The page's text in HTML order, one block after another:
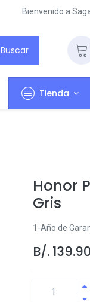
Bienvenido a
Buscar
Tienda
Honor
Gris
1-Año de
B/. 139.90